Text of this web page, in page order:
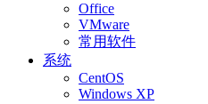
Office
VMware
常用软件
系统
CentOS
Windows XP